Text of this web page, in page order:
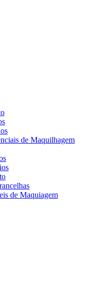
de Maquilhagem
de Maquiagem